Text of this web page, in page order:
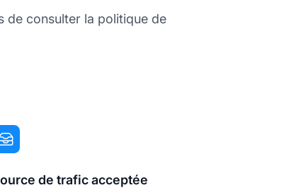
de consulter la politique de
de trafic acceptée